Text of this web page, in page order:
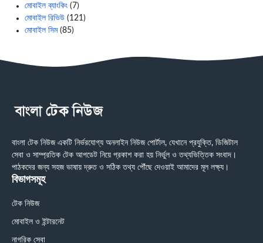
মোবাইল ব্যাংকিং (7)
মোবাইল রিভিউ (121)
মোবাইল সিম(85)
বাংলা টেক নিউজ একটি নির্ভরযোগ্য অনলাইন নিউজ পোর্টাল, যেখানে প্রযুক্তি, ডিজিটাল
সেবা ও সাম্প্রতিক টেক আপডেট নিয়ে প্রকাশ করা হয় নির্ভুল ও তথ্যভিত্তিক সংবাদ।
পাঠকদের জন্য সহজ ভাষায় দ্রুত ও সঠিক তথ্য পৌঁছে দেওয়াই আমাদের মূল লক্ষ্য।
বিভাগসমূহ
টেক নিউজ
মোবাইল ও ইন্টারনেট
নাগরিক সেবা